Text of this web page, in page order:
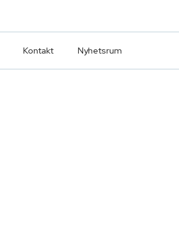
Kontakt Nyhetsrum